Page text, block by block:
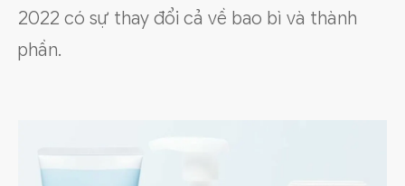
2022 có sự thay đổi cả về bao bì và thành
phần.